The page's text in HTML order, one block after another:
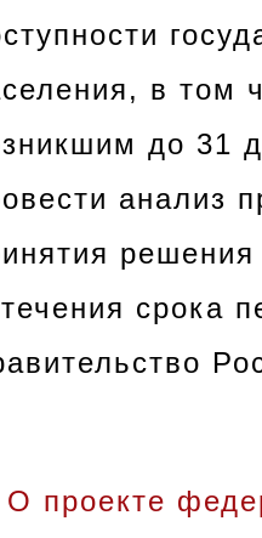
в том
до 31
анализ
срока
О проекте